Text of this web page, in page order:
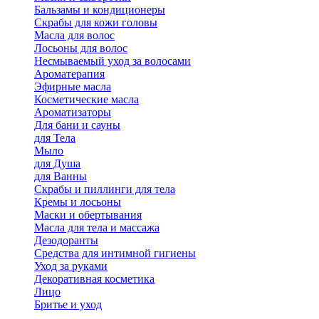
Бальзамы и кондиционеры
Скрабы для кожи головы
Масла для волос
Лосьоны для волос
Несмываемый уход за волосами
Ароматерапия
Эфирные масла
Косметические масла
Ароматизаторы
Для бани и сауны
для Тела
Мыло
для Душа
для Ванны
Скрабы и пиллинги для тела
Кремы и лосьоны
Маски и обертывания
Масла для тела и массажа
Дезодоранты
Средства для интимной гигиены
Уход за руками
Декоративная косметика
Лицо
Бритье и уход